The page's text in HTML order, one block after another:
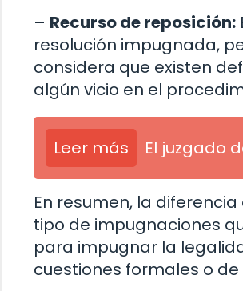
– Recurso de reposición:
resolución impugnada,
considera que existen
algún vicio en el
Leer más El juzgado
En resumen, la
tipo de impugnaciones
para impugnar la
cuestiones formales o